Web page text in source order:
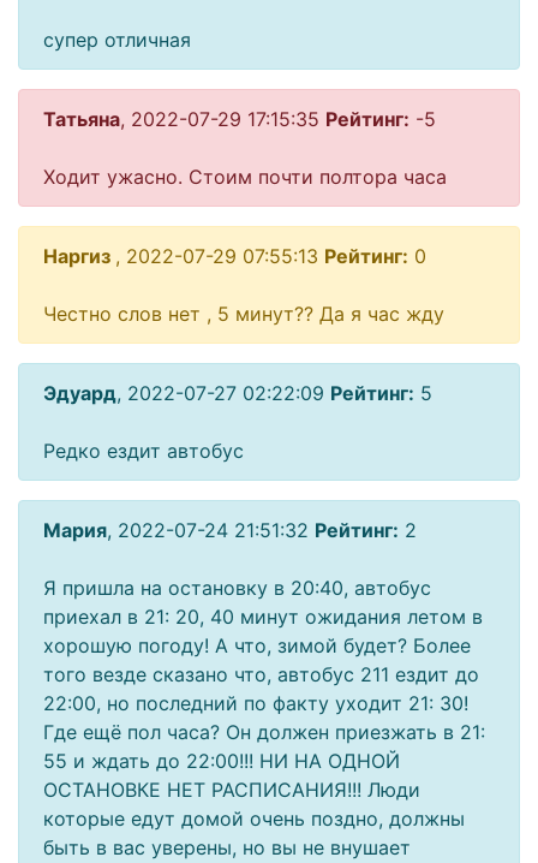
супер отличная
Татьяна, 2022-07-29 17:15:35 Рейтинг: -5
Ходит ужасно. Стоим почти полтора часа
Наргиз , 2022-07-29 07:55:13 Рейтинг: 0
Честно слов нет , 5 минут?? Да я час жду
Эдуард, 2022-07-27 02:22:09 Рейтинг: 5
Редко ездит автобус
Мария, 2022-07-24 21:51:32 Рейтинг: 2
Я пришла на остановку в 20:40, автобус
приехал в 21: 20, 40 минут ожидания летом в
хорошую погоду! А что, зимой будет? Более
того везде сказано что, автобус 211 ездит до
22:00, но последний по факту уходит 21: 30!
Где ещё пол часа? Он должен приезжать в 21:
55 и ждать до 22:00!!! НИ НА ОДНОЙ
ОСТАНОВКЕ НЕТ РАСПИСАНИЯ!!! Люди
которые едут домой очень поздно, должны
быть в вас уверены, но вы не внушает